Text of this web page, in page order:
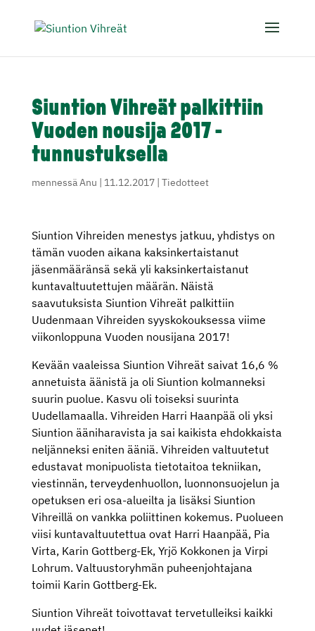
Siuntion Vihreät palkittiin
Vuoden nousija 2017 -
tunnustuksella
mennessäAnu | 11.12.2017| Tiedotteet
Siuntion Vihreiden menestys jatkuu, yhdistys on
tämän vuoden aikana kaksinkertaistanut
jäsenmääränsä sekä yli kaksinkertaistanut
kuntavaltuutettujen määrän. Näistä
saavutuksista Siuntion Vihreät palkittiin
Uudenmaan Vihreiden syyskokouksessa viime
viikonloppuna Vuoden nousijana 2017!
Kevään vaaleissa Siuntion Vihreät saivat 16,6 %
annetuista äänistä ja oli Siuntion kolmanneksi
suurin puolue. Kasvu oli toiseksi suurinta
Uudellamaalla. Vihreiden Harri Haanpää oli yksi
Siuntion ääniharavista ja sai kaikista ehdokkaista
neljänneksi eniten ääniä. Vihreiden valtuutetut
edustavat monipuolista tietotaitoa tekniikan,
viestinnän, terveydenhuollon, luonnonsuojelun ja
opetuksen eri osa-alueilta ja lisäksi Siuntion
Vihreillä on vankka poliittinen kokemus. Puolueen
viisi kuntavaltuutettua ovat Harri Haanpää, Pia
Virta, Karin Gottberg-Ek, Yrjö Kokkonen ja Virpi
Lohrum. Valtuustoryhmän puheenjohtajana
toimii Karin Gottberg-Ek.
Siuntion Vihreät toivottavat tervetulleiksi kaikki